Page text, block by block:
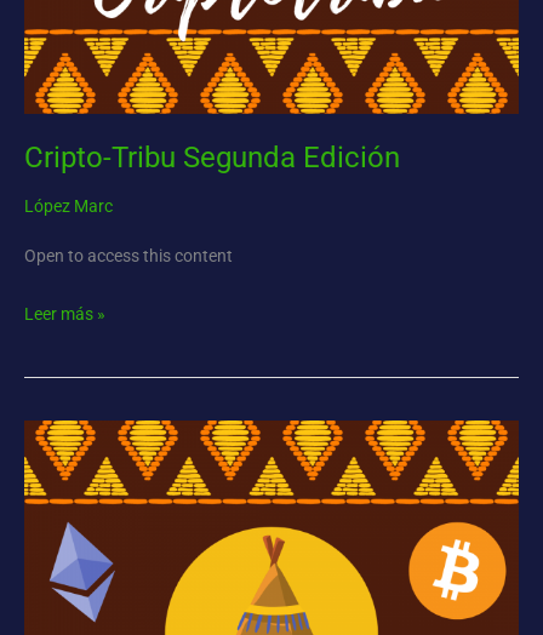
Cripto-Tribu Segunda Edición
López Marc
Open to access this content
Leer más »
Cripto-
Tribu